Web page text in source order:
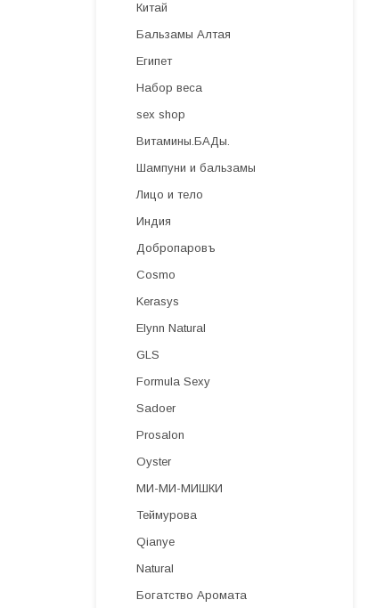
Китай
Бальзамы Алтая
Египет
Набор веса
sex shop
Витамины.БАДы.
Шампуни и бальзамы
Лицо и тело
Индия
Добропаровъ
Cosmo
Kerasys
Elynn Natural
GLS
Formula Sexy
Sadoer
Prosalon
Oyster
МИ-МИ-МИШКИ
Теймурова
Qianye
Natural
Богатство Аромата